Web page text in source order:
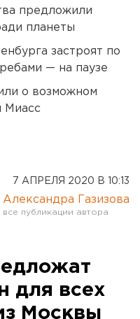
предложили
планеты
застроят по
— на паузе
о возможном
Миасс
7 АПРЕЛЯ 2020 В 10:13
Александра Газизова
для всех
Москвы